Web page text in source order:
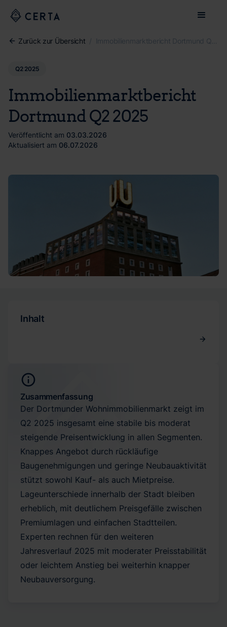
Zurück zur Übersicht /
Q2 2025
Immobilienmarktbericht
Dortmund Q2 2025
Veröffentlicht am 03.03.2026
Aktualisiert am 06.07.2026
Inhalt
Zusammenfassung
Der Dortmunder Wohnimmobilienmarkt zeigt im
Q2 2025 insgesamt eine stabile bis moderat
steigende Preisentwicklung in allen Segmenten.
Knappes Angebot durch rückläufige
Baugenehmigungen und geringe Neubauaktivität
stützt sowohl Kauf- als auch Mietpreise.
Lageunterschiede innerhalb der Stadt bleiben
erheblich, mit deutlichem Preisgefälle zwischen
Premiumlagen und einfachen Stadtteilen.
Experten rechnen für den weiteren
Jahresverlauf 2025 mit moderater Preisstabilität
oder leichtem Anstieg bei weiterhin knapper
Neubauversorgung.